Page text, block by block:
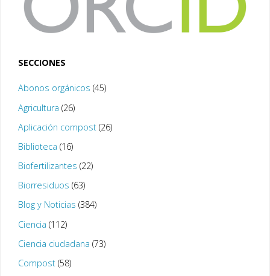
SECCIONES
Abonos orgánicos (45)
Agricultura (26)
Aplicación compost(26)
Biblioteca (16)
Biofertilizantes (22)
Biorresiduos (63)
Blog y Noticias (384)
Ciencia (112)
Ciencia ciudadana (73)
Compost(58)